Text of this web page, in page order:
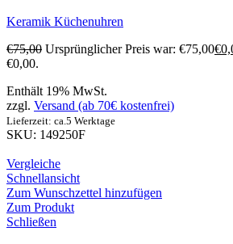
Keramik Küchenuhren
€75,00 Ursprünglicher Preis war: €75,00€
€0,00.
Enthält 19% MwSt.
zzgl. Versand (ab 70€ kostenfrei)
Lieferzeit: ca.5 Werktage
SKU: 149250F
Vergleiche
Schnellansicht
Zum Wunschzettel hinzufügen
Zum Produkt
Schließen